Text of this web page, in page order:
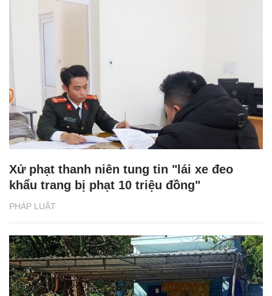
PHÁP LUẬT
Xử phạt thanh niên tung tin "lái xe đeo
khẩu trang bị phạt 10 triệu đồng"